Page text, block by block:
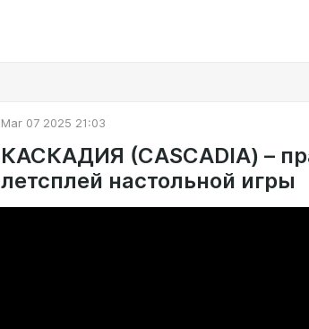
Mar 07 2025 21:03
КАСКАДИЯ (CASCADIA) –
летсплей настольной игры